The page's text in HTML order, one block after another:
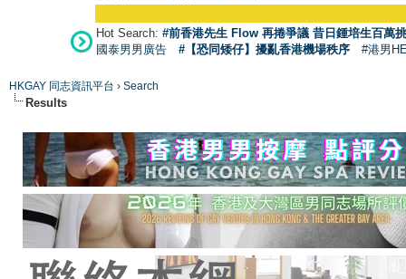
Hot Search: #前香港先生 Flow 再捲爭議 昔日鍾培生百萬
國泰男男廣告
#【恐同矮仔】擾亂香港機場秩序 #港男
HKGAY 同志資訊平台 › Search
Results